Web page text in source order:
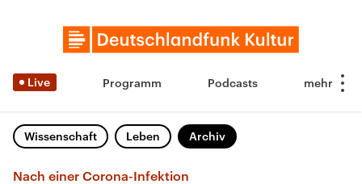
Live Programm Podcasts
Wissenschaft Leben Archiv
Nach einer Corona-Infektion